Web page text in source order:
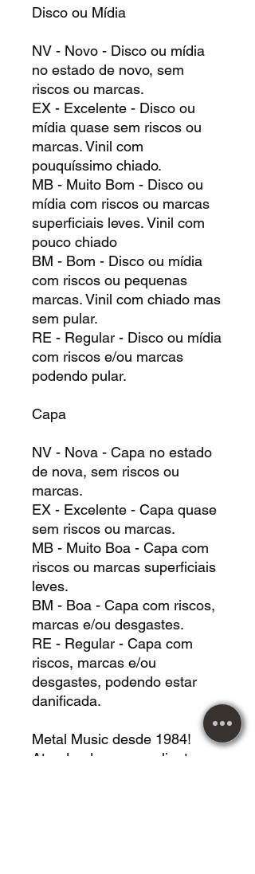
Disco ou Mídia
NV - Novo - Disco ou mídia
no estado de novo, sem
riscos ou marcas.
EX - Excelente - Disco ou
mídia quase sem riscos ou
marcas. Vinil com
pouquíssimo chiado.
MB - Muito Bom - Disco ou
mídia com riscos ou marcas
superficiais leves. Vinil com
pouco chiado
BM - Bom - Disco ou mídia
com riscos ou pequenas
marcas. Vinil com chiado mas
sem pular.
RE - Regular - Disco ou mídia
com riscos e/ou marcas
podendo pular.
Capa
NV - Nova - Capa no estado
de nova, sem riscos ou
marcas.
EX - Excelente - Capa quase
sem riscos ou marcas.
MB - Muito Boa - Capa com
riscos ou marcas superficiais
leves.
BM - Boa - Capa com riscos,
marcas e/ou desgastes.
RE - Regular - Capa com
riscos, marcas e/ou
desgastes, podendo estar
danificada.
Metal Music desde 1984!
Atendendo nossos clientes